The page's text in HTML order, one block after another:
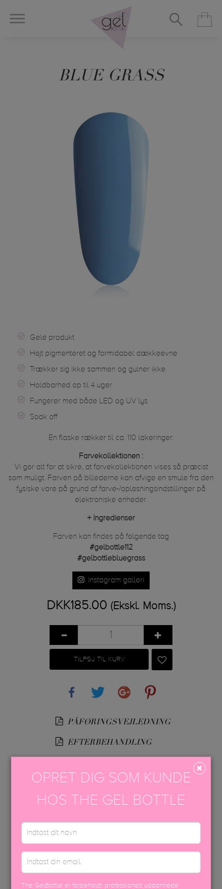
BLUE GRASS
Gelé produkt
Højt pigmenteret og formidabel dækkeevne
Trækker sig ikke sammen og gulner ikke
Holdbarhed op til 4 uger
Fungerer med både LED og UV lys
Soak off
En flaske rækker til ca. 110 lakeringer.
Farvekollektionen :
Vi gør alt for at sikre, at farvekollektionen vises så præcist
som muligt. Farven på billederne kan afvige en smule fra den
fysiske vare på grund af farve-/opløsningsindstillinger på
elektroniske enheder.
+ Ingredienser
Farven kan findes på følgende tag
#gelbottle112
#gelbottlebluegrass
Instagram galleri
DKK185.00 (Ekskl. Moms.)
TILFØJ TIL KURV
PÅFØRINGSVEJLEDNING
EFTERBEHANDLING
USP FARVEBROCHURE
SIKKERHEDSDATABLAD
OPRET DIG SOM KUNDE
HOS THE GEL BOTTLE
The GelBottle er forbeholdt professionelt uddannede